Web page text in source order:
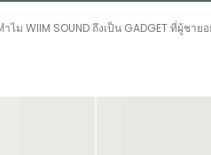
ม WIIM SOUND ถึงเป็น GADGET ที่ผู้ชา